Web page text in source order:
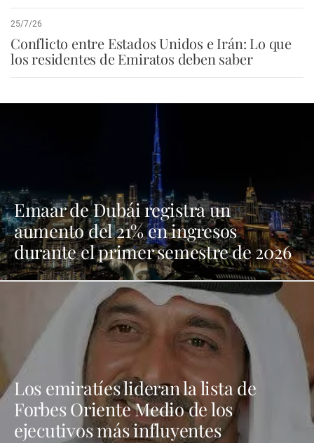
25/7/26
Conflicto entre Estados Unidos e Irán: Lo que
los residentes de Emiratos deben saber
Emaar de Dubái registra un
aumento del 21% en ingresos
durante el primer semestre de 2026
Los emiratíes lideran la lista de
Forbes Oriente Medio de los
ejecutivos más influyentes